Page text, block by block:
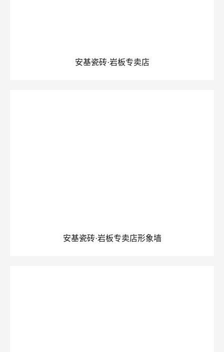
安基瓷砖·岩板专卖店
安基瓷砖·岩板专卖店形象墙